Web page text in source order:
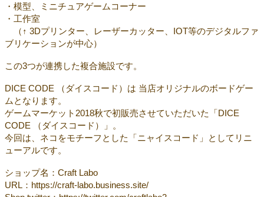
・模型、ミニチュアゲームコーナー
・工作室
（↑ 3Dプリンター、レーザーカッター、IOT等のデジタルファ
ブリケーションが中心）
この3つが連携した複合施設です。
DICE CODE （ダイスコード）は 当店オリジナルのボードゲー
ムとなります。
ゲームマーケット2018秋で初販売させていただいた「DICE
CODE （ダイスコード）」。
今回は、ネコをモチーフとした「ニャイスコード」としてリニ
ューアルです。
ショップ名：Craft Labo
URL：https://craft-labo.business.site/